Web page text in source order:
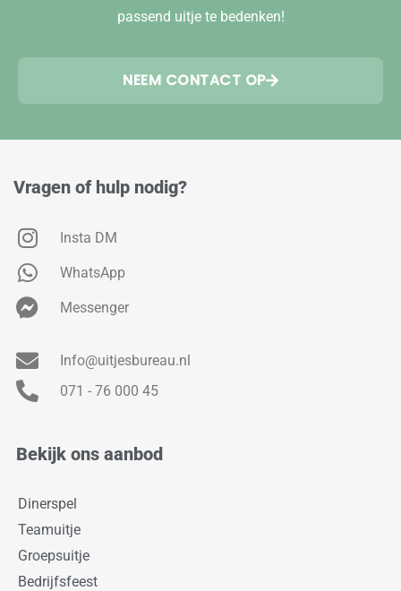
passend uitje te bedenken!
NEEM CONTACT OP
Vragen of hulp nodig?
Insta DM
WhatsApp
Messenger
Info@uitjesbureau.nl
071 - 76 000 45
Bekijk ons aanbod
Dinerspel
Teamuitje
Groepsuitje
Bedrijfsfeest